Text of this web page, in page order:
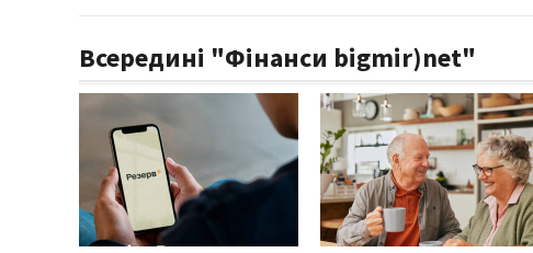
Всередині "Фінанси bigmir)net"